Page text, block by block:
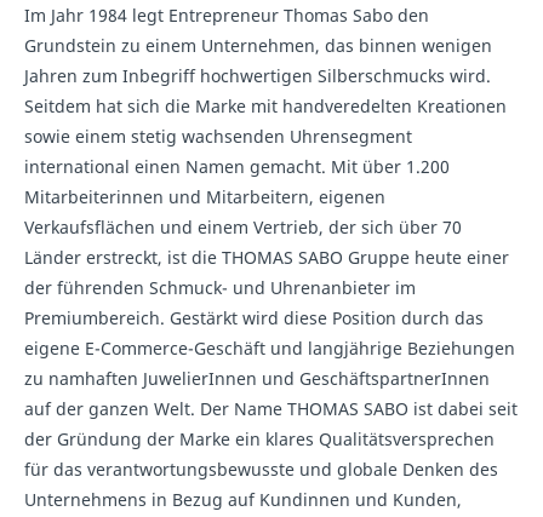
Im Jahr 1984 legt Entrepreneur Thomas Sabo den
Grundstein zu einem Unternehmen, das binnen wenigen
Jahren zum Inbegriff hochwertigen Silberschmucks wird.
Seitdem hat sich die Marke mit handveredelten Kreationen
sowie einem stetig wachsenden Uhrensegment
international einen Namen gemacht. Mit über 1.200
Mitarbeiterinnen und Mitarbeitern, eigenen
Verkaufsflächen und einem Vertrieb, der sich über 70
Länder erstreckt, ist die THOMAS SABO Gruppe heute einer
der führenden Schmuck- und Uhrenanbieter im
Premiumbereich. Gestärkt wird diese Position durch das
eigene E-Commerce-Geschäft und langjährige Beziehungen
zu namhaften JuwelierInnen und GeschäftspartnerInnen
auf der ganzen Welt. Der Name THOMAS SABO ist dabei seit
der Gründung der Marke ein klares Qualitätsversprechen
für das verantwortungsbewusste und globale Denken des
Unternehmens in Bezug auf Kundinnen und Kunden,